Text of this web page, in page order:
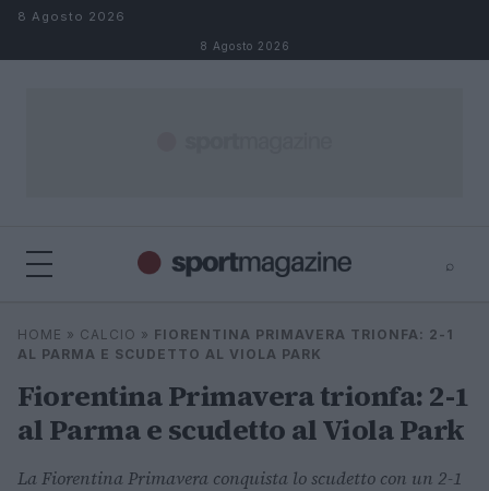
Salta al contenuto
8 Agosto 2026
8 Agosto 2026
⌕
Cerca
⌕
HOME » CALCIO » FIORENTINA PRIMAVERA TRIONFA: 2-1
AL PARMA E SCUDETTO AL VIOLA PARK
Fiorentina Primavera trionfa: 2-1
al Parma e scudetto al Viola Park
La Fiorentina Primavera conquista lo scudetto con un 2-1